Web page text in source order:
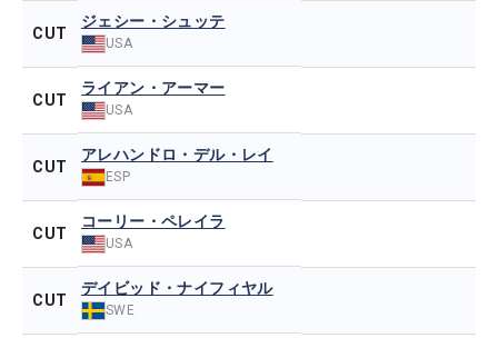
CUT
ジェシー・シュッテ
USA
CUT
ライアン・アーマー
USA
CUT
アレハンドロ・デル・レイ
ESP
CUT
コーリー・ペレイラ
USA
CUT
デイビッド・ナイフィヤル
SWE